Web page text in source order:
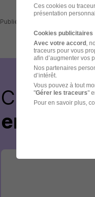
Publiée le 22/07/2026 - Réf :
Créez
envoyez
Ces cookies ou
présentation
Cookies publicitaires
Avec votre accord,
traceurs pour vous
afin d’augmenter vos
Nos partenaires
d’intérêt.
Vous pouvez à tout
"Gérer les traceurs"
Pour en savoir plus,